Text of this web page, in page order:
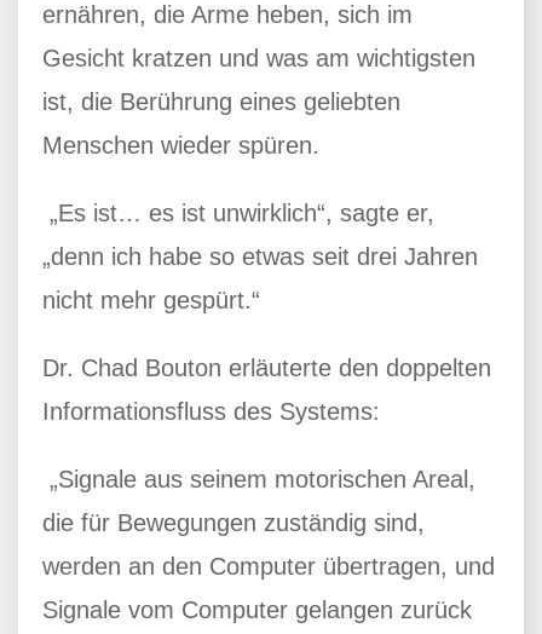
ernähren, die Arme heben, sich im
Gesicht kratzen und was am wichtigsten
ist, die Berührung eines geliebten
Menschen wieder spüren.
„Es ist… es ist unwirklich“, sagte er,
„denn ich habe so etwas seit drei Jahren
nicht mehr gespürt.“
Dr. Chad Bouton erläuterte den doppelten
Informationsfluss des Systems:
„Signale aus seinem motorischen Areal,
die für Bewegungen zuständig sind,
werden an den Computer übertragen, und
Signale vom Computer gelangen zurück